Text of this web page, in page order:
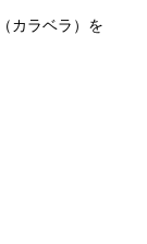
カラベラ）を